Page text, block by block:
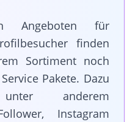
Angeboten für
finden
Sortiment noch
Pakete. Dazu
anderem
Instagram